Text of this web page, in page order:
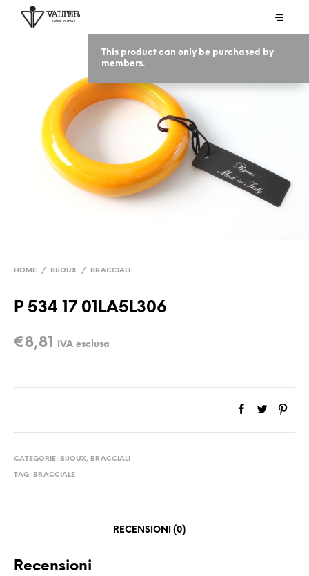
This product can only be purchased by
members.
HOME / BIJOUX / BRACCIALI
P 534 17 01LA5L306
€8,81 IVA esclusa
CATEGORIE: BIJOUX, BRACCIALI
TAG: BRACCIALE
RECENSIONI (0)
Recensioni